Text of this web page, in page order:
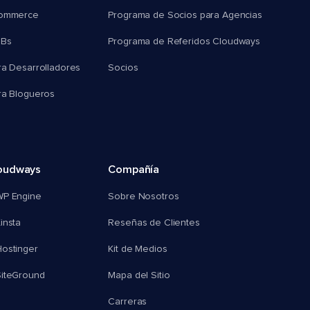
Desarrolladores
Blogueros
Programa de Socios para Agencias
Programa de Referidos Cloudways
Socios
Engine
Compañía
Sobre Nosotros
Reseñas de Clientes
Kit de Medios
Mapa del Sitio
Carreras